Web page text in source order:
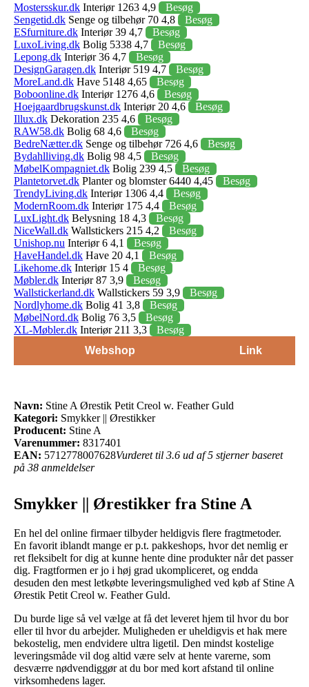
Mostersskur.dk Interiør 1263 4,9
Besøg
Sengetid.dk Senge og tilbehør 70 4,8
Besøg
ESfurniture.dk Interiør 39 4,7
Besøg
LuxoLiving.dk Bolig 5338 4,7
Besøg
Lepong.dk Interiør 36 4,7
Besøg
DesignGaragen.dk Interiør 519 4,7
Besøg
MoreLand.dk Have 5148 4,65
Besøg
Boboonline.dk Interiør 1276 4,6
Besøg
Hoejgaardbrugskunst.dk Interiør 20 4,6
Besøg
Illux.dk Dekoration 235 4,6
Besøg
RAW58.dk Bolig 68 4,6
Besøg
BedreNætter.dk Senge og tilbehør 726 4,6
Besøg
Bydahlliving.dk Bolig 98 4,5
Besøg
MøbelKompagniet.dk Bolig 239 4,5
Besøg
Plantetorvet.dk Planter og blomster 6440 4,45
Besøg
TrendyLiving.dk Interiør 1306 4,4
Besøg
ModernRoom.dk Interiør 175 4,4
Besøg
LuxLight.dk Belysning 18 4,3
Besøg
NiceWall.dk Wallstickers 215 4,2
Besøg
Unishop.nu Interiør 6 4,1
Besøg
HaveHandel.dk Have 20 4,1
Besøg
Likehome.dk Interiør 15 4
Besøg
Møbler.dk Interiør 87 3,9
Besøg
Wallstickerland.dk Wallstickers 59 3,9
Besøg
Nordlyhome.dk Bolig 41 3,8
Besøg
MøbelNord.dk Bolig 76 3,5
Besøg
XL-Møbler.dk Interiør 211 3,3
Besøg
Webshop
Link
Navn: Stine A Ørestik Petit Creol w. Feather Guld
Kategori: Smykker || Ørestikker
Producent: Stine A
Varenummer: 8317401
EAN: 5712778007628Vurderet til 3.6 ud af 5 stjerner baseret
på 38 anmeldelser
Smykker || Ørestikker fra Stine A
En hel del online firmaer tilbyder heldigvis flere fragtmetoder.
En favorit iblandt mange er p.t. pakkeshops, hvor det nemlig er
ret fleksibelt for dig at kunne hente dine produkter når det passer
dig. Fragtformen er jo i høj grad ukompliceret, og endda
desuden den mest letkøbte leveringsmulighed ved køb af Stine A
Ørestik Petit Creol w. Feather Guld.
Du burde lige så vel vælge at få det leveret hjem til hvor du bor
eller til hvor du arbejder. Muligheden er uheldigvis et hak mere
bekostelig, men endvidere ultra ligetil. Den mindst kostelige
leveringsmåde vil dog altid være selv at hente varerne, som
desværre nødvendiggør at du bor med kort afstand til online
virksomhedens lager.